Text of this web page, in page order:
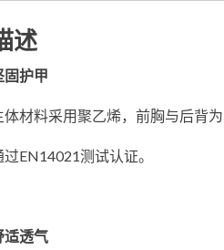
述
固护甲
体材料采用聚乙烯，前胸与后背
过EN14021测试认证。
适透气